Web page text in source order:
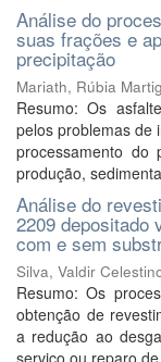
Análise do
suas frações e
precipitação
Mariath, Rúbia
Resumo: Os
pelos problemas de
processamento do
produção,
Análise do
2209 depositado
com e sem
Silva, Valdir
Resumo: Os
obtenção de
a redução ao
serviço ou reparo